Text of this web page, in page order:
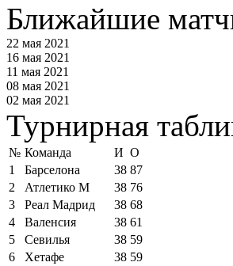
Ближайшие
22 мая 2021
16 мая 2021
11 мая 2021
08 мая 2021
02 мая 2021
Турнирная
№ Команда И О
1
Барселона 38 87
2
Атлетико М 38 76
3
Реал Мадрид 38 68
4
Валенсия 38 61
5
Севилья 38 59
6
Хетафе 38 59